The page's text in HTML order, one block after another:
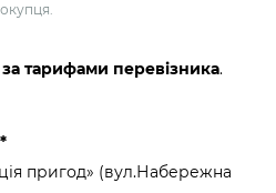
за тарифами перевізника.
пригод» (вул.Набережна